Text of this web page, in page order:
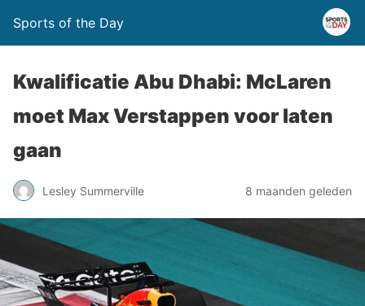
Sports of the Day
Kwalificatie Abu Dhabi: McLaren
moet Max Verstappen voor laten
gaan
Lesley Summerville 8 maanden geleden